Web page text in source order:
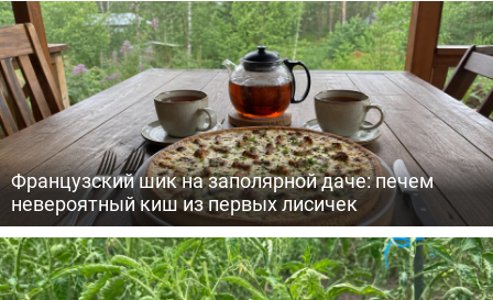
Французский шик на заполярной даче: печем
невероятный киш из первых лисичек